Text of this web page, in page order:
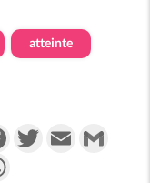
atteinte
FacebookTwitterEmail